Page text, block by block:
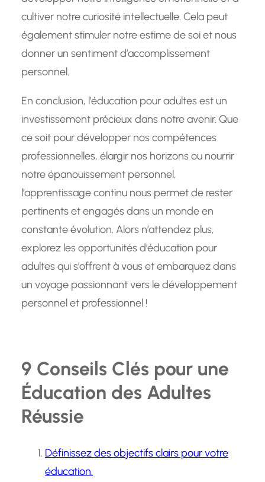
cultiver notre curiosité intellectuelle. Cela peut
également stimuler notre estime de soi et nous
donner un sentiment d’accomplissement
personnel.
En conclusion, l’éducation pour adultes est un
investissement précieux dans notre avenir. Que
ce soit pour développer nos compétences
professionnelles, élargir nos horizons ou nourrir
notre épanouissement personnel,
l’apprentissage continu nous permet de rester
pertinents et engagés dans un monde en
constante évolution. Alors n’attendez plus,
explorez les opportunités d’éducation pour
adultes qui s’offrent à vous et embarquez dans
un voyage passionnant vers le développement
personnel et professionnel !
9 Conseils Clés pour une
Éducation des Adultes
Réussie
Définissez des objectifs clairs pour votre
éducation.